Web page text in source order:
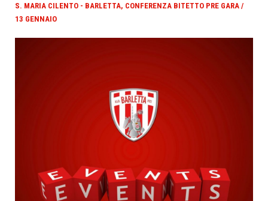
S. MARIA CILENTO - BARLETTA, CONFERENZA BITETTO PRE GARA /
13 GENNAIO